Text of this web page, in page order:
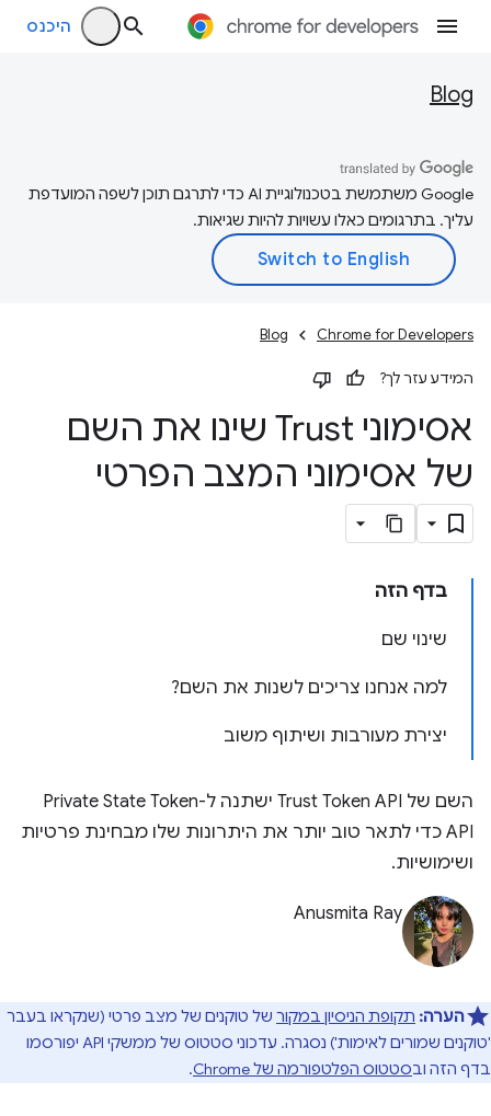
היכנס
Blog
‫Google משתמשת בטכנולוגיית AI כדי לתרגם תוכן לשפה המועדפת
עליך. בתרגומים כאלו עשויות להיות שגיאות.
Chrome for Developers
Blog
המידע עזר לך?
אסימוני Trust שינו את השם
של אסימוני המצב הפרטי
בדף הזה
שינוי שם
למה אנחנו צריכים לשנות את השם?
יצירת מעורבות ושיתוף משוב
השם של Trust Token API ישתנה ל-Private State Token
API כדי לתאר טוב יותר את היתרונות שלו מבחינת פרטיות
ושימושיות.
Anusmita Ray
הערה: תקופת הניסיון במקור של טוקנים של מצב פרטי (שנקראו בעבר
'טוקנים שמורים לאימות') נסגרה. עדכוני סטטוס של ממשקי API יפורסמו
בדף הזה ובסטטוס הפלטפורמה של Chrome .